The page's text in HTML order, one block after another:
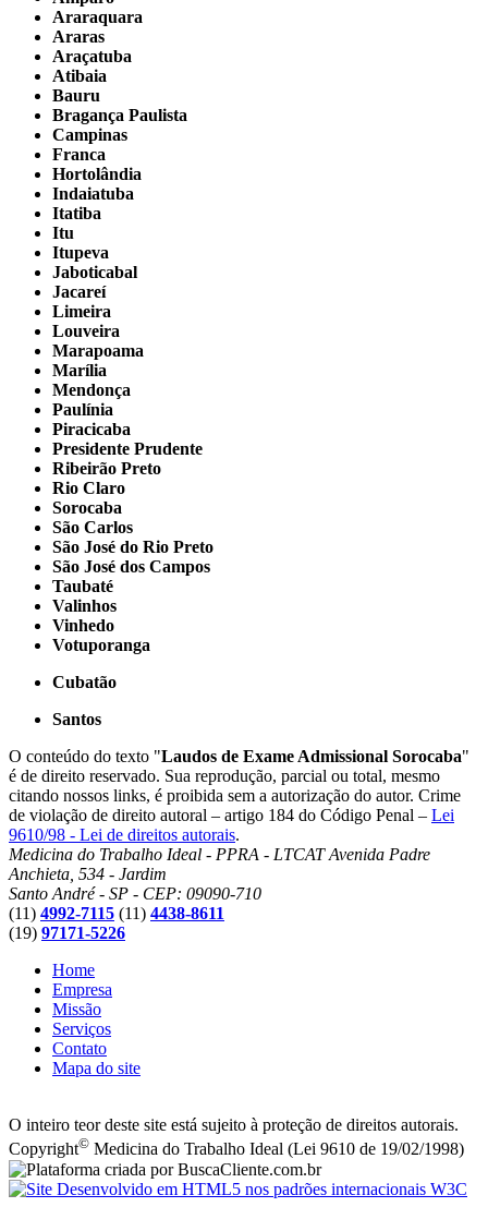
Araraquara
Araras
Araçatuba
Atibaia
Bauru
Bragança Paulista
Campinas
Franca
Hortolândia
Indaiatuba
Itatiba
Itu
Itupeva
Jaboticabal
Jacareí
Limeira
Louveira
Marapoama
Marília
Mendonça
Paulínia
Piracicaba
Presidente Prudente
Ribeirão Preto
Rio Claro
Sorocaba
São Carlos
São José do Rio Preto
São José dos Campos
Taubaté
Valinhos
Vinhedo
Votuporanga
Cubatão
Santos
O conteúdo do texto "Laudos de Exame Admissional Sorocaba"
é de direito reservado. Sua reprodução, parcial ou total, mesmo
citando nossos links, é proibida sem a autorização do autor. Crime
de violação de direito autoral – artigo 184 do Código Penal – Lei
9610/98 - Lei de direitos autorais.
Medicina do Trabalho Ideal - PPRA - LTCATAvenida Padre
Anchieta, 534 - Jardim
Santo André - SP - CEP: 09090-710
(11) 4992-7115 (11) 4438-8611
(19) 97171-5226
Home
Empresa
Missão
Serviços
Contato
Mapa do site
O inteiro teor deste site está sujeito à proteção de direitos autorais.
Copyright© Medicina do Trabalho Ideal (Lei 9610 de 19/02/1998)